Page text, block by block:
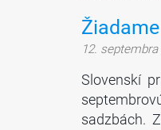
12.
Slovenskí
sadzbách.